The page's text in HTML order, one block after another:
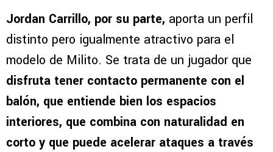
Jordan Carrillo, por su parte, aporta un perfil
distinto pero igualmente atractivo para el
modelo de Milito. Se trata de un jugador que
disfruta tener contacto permanente con el
balón, que entiende bien los espacios
interiores, que combina con naturalidad en
corto y que puede acelerar ataques a través